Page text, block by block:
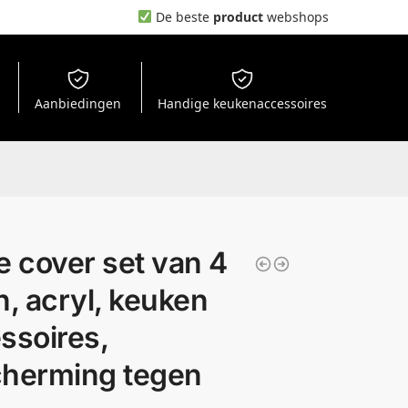
De beste product webshops
Aanbiedingen Handige keukenaccessoires
cover set van 4
acryl, keuken
tegen